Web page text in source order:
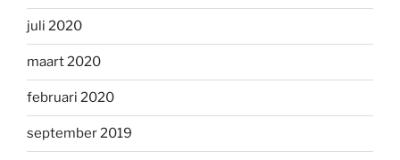
juli 2020
maart 2020
februari 2020
september 2019